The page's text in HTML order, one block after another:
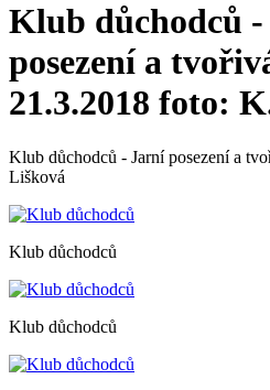
Klub důchodců
posezení a
21.3.2018 foto:
Klub důchodců - Jarní posezení a
Lišková
Klub důchodců
Klub důchodců